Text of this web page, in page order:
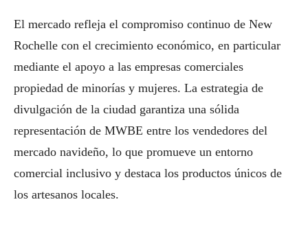
El mercado refleja el compromiso continuo de New
Rochelle con el crecimiento económico, en particular
mediante el apoyo a las empresas comerciales
propiedad de minorías y mujeres. La estrategia de
divulgación de la ciudad garantiza una sólida
representación de MWBE entre los vendedores del
mercado navideño, lo que promueve un entorno
comercial inclusivo y destaca los productos únicos de
los artesanos locales.